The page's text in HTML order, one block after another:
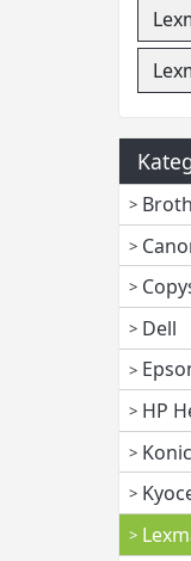
Dell
HP